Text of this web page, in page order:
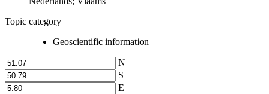
Topic category
Geoscientific information
N
S
E